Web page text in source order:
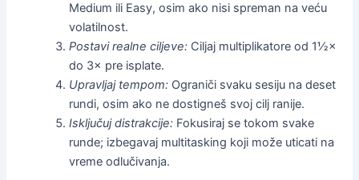
Medium ili Easy, osim ako nisi spreman na veću
volatilnost.
Postavi realne ciljeve: Ciljaj multiplikatore od 1½×
do 3× pre isplate.
Upravljaj tempom: Ograniči svaku sesiju na deset
rundi, osim ako ne dostigneš svoj cilj ranije.
Isključuj distrakcije: Fokusiraj se tokom svake
runde; izbegavaj multitasking koji može uticati na
vreme odlučivanja.